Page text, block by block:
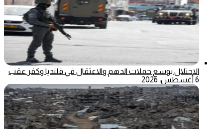
الاحتلال يوسع حملات الدهم والاعتقال في قلنديا وكفر عقب
6 أغسطس، 2026